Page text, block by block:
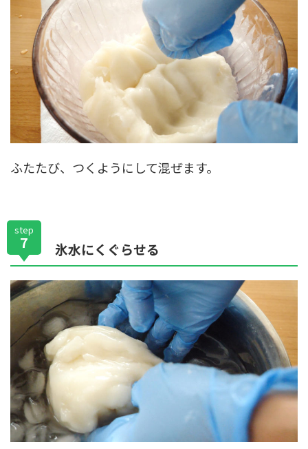
ふたたび、つくようにして混ぜます。
step
7 氷水にくぐらせる